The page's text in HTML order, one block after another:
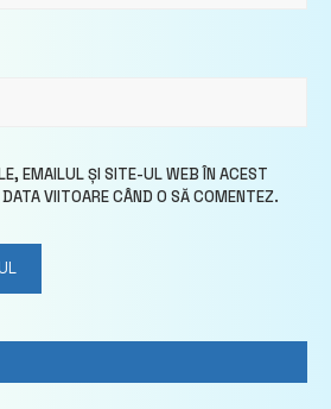
EMAILUL ȘI SITE-UL WEB ÎN ACEST
VIITOARE CÂND O SĂ COMENTEZ.